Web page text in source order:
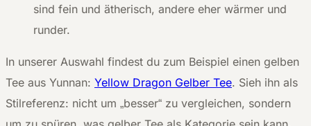
sind fein und ätherisch, andere eher wärmer und
runder.
In unserer Auswahl findest du zum Beispiel einen gelben
Tee aus Yunnan: Yellow Dragon Gelber Tee. Sieh ihn als
Stilreferenz: nicht um „besser“ zu vergleichen, sondern